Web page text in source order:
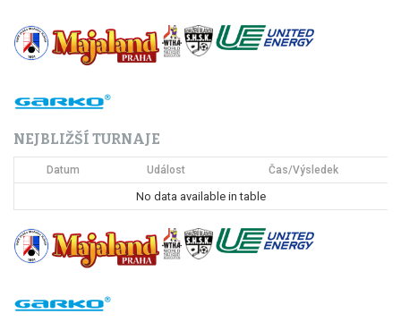
g
c
e
p
r
o
NEJBLIŽŠÍ TURNAJE
Datum Událost Čas/Výsledek
No data available in table